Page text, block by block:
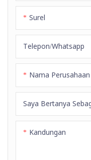
Surel
Telepon/whatsapp
Nama Perusahaan
Saya Bertanya
Kandungan
penetrasi.